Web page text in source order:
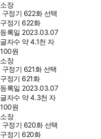
소장
구정기 622화 선택
구정기 622화
등록일 2023.03.07
글자수 약 4.1천 자
100원
소장
구정기 621화 선택
구정기 621화
등록일 2023.03.07
글자수 약 4.3천 자
100원
소장
구정기 620화 선택
구정기 620화